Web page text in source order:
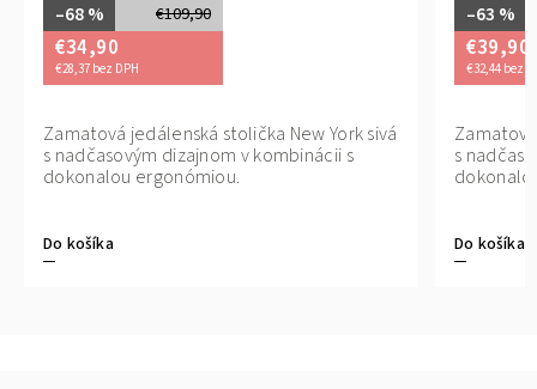
€109,90
–68 %
€34,90
€28,37 bez DPH
Do košíka
Zamatová jedálenská stolička New York sivá
s nadčasovým dizajnom v kombinácii s
dokonalou ergonómiou.
–63 %
€39,90
€32,44 bez
Do košíka
s